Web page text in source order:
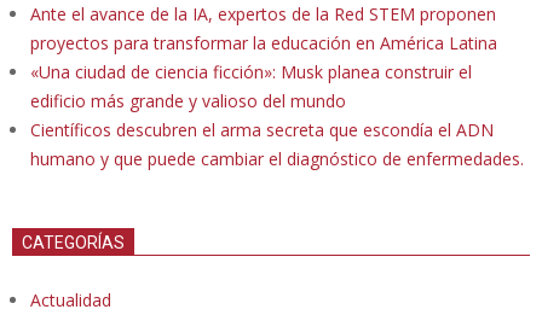
Ante el avance de la IA, expertos de la Red STEM proponen
proyectos para transformar la educación en América Latina
«Una ciudad de ciencia ficción»: Musk planea construir el
edificio más grande y valioso del mundo
Científicos descubren el arma secreta que escondía el ADN
humano y que puede cambiar el diagnóstico de enfermedades.
CATEGORÍAS
Actualidad